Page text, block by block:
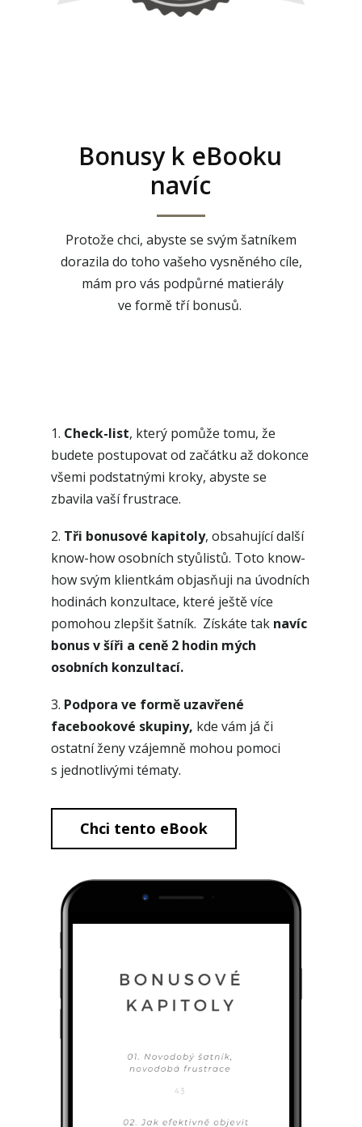
Bonusy k eBooku
navíc
Protože chci, abyste se svým šatníkem
dorazila do toho vašeho vysněného cíle,
mám pro vás podpůrné matierály
ve formě tří bonusů.
1. Check-list, který pomůže tomu, že
budete postupovat od začátku až dokonce
všemi podstatnými kroky, abyste se
zbavila vaší frustrace.
2. Tři bonusové kapitoly, obsahující další
know-how osobních styůlistů. Toto know-
how svým klientkám objasňuji na úvodních
hodinách konzultace, které ještě více
pomohou zlepšit šatník. Získáte tak navíc
bonus v šíři a ceně 2 hodin mých
osobních konzultací.
3. Podpora ve formě uzavřené
facebookové skupiny, kde vám já či
ostatní ženy vzájemně mohou pomoci
s jednotlivými tématy.
Chci tento eBook